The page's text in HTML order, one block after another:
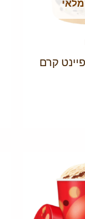
קרם
הנוכחי
הוא:
₪39.90.